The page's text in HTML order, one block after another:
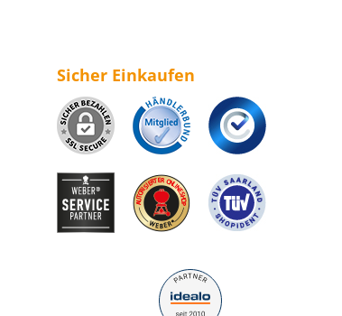
Sicher Einkaufen